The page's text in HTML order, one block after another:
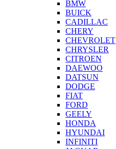
BMW
BUICK
CADILLAC
CHERY
CHEVROLET
CHRYSLER
CITROEN
DAEWOO
DATSUN
DODGE
FIAT
FORD
GEELY
HONDA
HYUNDAI
INFINITI